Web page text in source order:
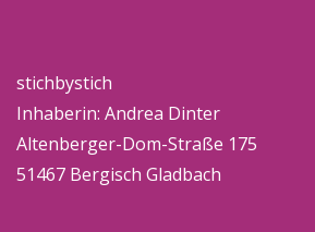
stichbystich
Inhaberin: Andrea Dinter
Altenberger-Dom-Straße 175
51467 Bergisch Gladbach